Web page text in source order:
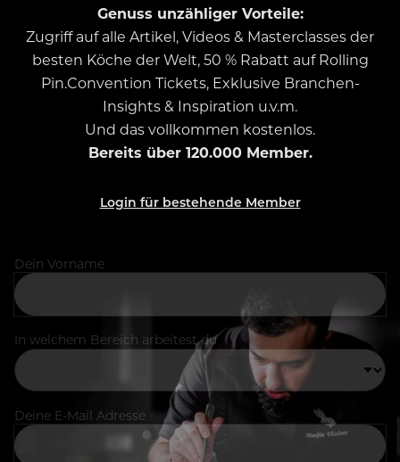
Genuss unzähliger Vorteile:
Zugriff auf alle Artikel, Videos & Masterclasses der
besten Köche der Welt, 50 % Rabatt auf Rolling
Pin.Convention Tickets, Exklusive Branchen-
Insights & Inspiration u.v.m.
Und das vollkommen kostenlos.
Bereits über 120.000 Member.
Login für bestehende Member
Dein Vorname
In welchem Bereich arbeitest du
Deine E-Mail Adresse